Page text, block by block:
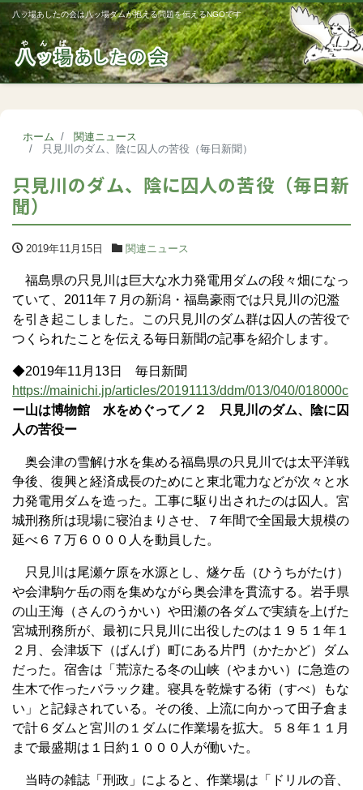
八ッ場あしたの会は八ッ場ダムが抱える問題を伝えるNGOです
ホーム
関連ニュース
只見川のダム、陰に囚人の苦役（毎日新聞）
只見川のダム、陰に囚人の苦役（毎日新
聞）
2019年11月15日 関連ニュース
福島県の只見川は巨大な水力発電用ダムの段々畑になっ
ていて、2011年７月の新潟・福島豪雨では只見川の氾濫
を引き起こしました。この只見川のダム群は囚人の苦役で
つくられたことを伝える毎日新聞の記事を紹介します。
◆2019年11月13日 毎日新聞
https://mainichi.jp/articles/20191113/ddm/013/040/018000c
ー山は博物館 水をめぐって／２ 只見川のダム、陰に囚
人の苦役ー
奥会津の雪解け水を集める福島県の只見川では太平洋戦
争後、復興と経済成長のためにと東北電力などが次々と水
力発電用ダムを造った。工事に駆り出されたのは囚人。宮
城刑務所は現場に寝泊まりさせ、７年間で全国最大規模の
延べ６７万６０００人を動員した。
只見川は尾瀬ケ原を水源とし、燧ケ岳（ひうちがたけ）
や会津駒ケ岳の雨を集めながら奥会津を貫流する。岩手県
の山王海（さんのうかい）や田瀬の各ダムで実績を上げた
宮城刑務所が、最初に只見川に出役したのは１９５１年１
２月、会津坂下（ばんげ）町にある片門（かたかど）ダム
だった。宿舎は「荒涼たる冬の山峡（やまかい）に急造の
生木で作ったバラック建。寝具を乾燥する術（すべ）もな
い」と記録されている。その後、上流に向かって田子倉ま
で計６ダムと宮川の１ダムに作業場を拡大。５８年１１月
まで最盛期は１日約１０００人が働いた。
当時の雑誌「刑政」によると、作業場は「ドリルの音、